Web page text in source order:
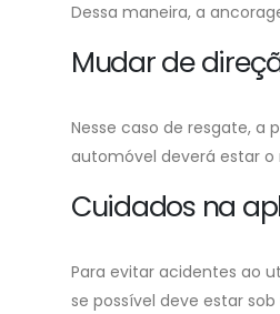
Dessa maneira, a
Mudar de
Nesse caso de resgate, a
automóvel deverá estar o
Cuidados na
Para evitar acidentes ao
se possível deve estar